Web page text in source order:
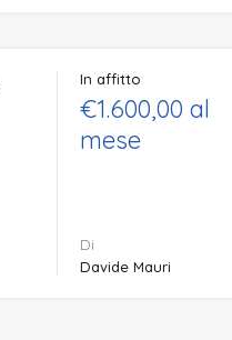
In affitto
€1.600,00 al
mese
Di
Davide Mauri